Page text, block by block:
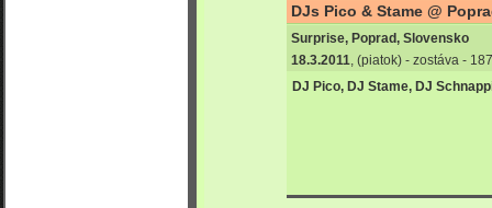
DJs Pico & Stame @
Surprise, Poprad, Slovensko
18.3.2011 , (piatok) - zostáva -
DJ Pico, DJ Stame, DJ